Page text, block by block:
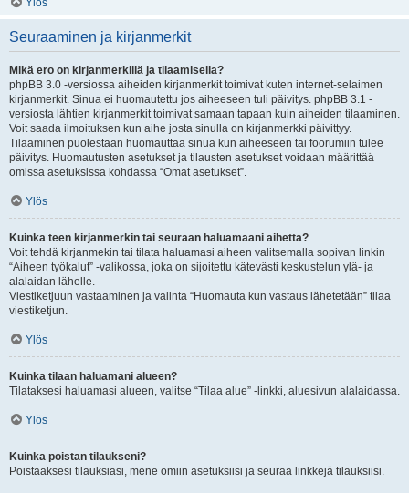
Ylös
Seuraaminen ja kirjanmerkit
Mikä ero on kirjanmerkillä ja tilaamisella?
phpBB 3.0 -versiossa aiheiden kirjanmerkit toimivat kuten internet-selaimen
kirjanmerkit. Sinua ei huomautettu jos aiheeseen tuli päivitys. phpBB 3.1 -
versiosta lähtien kirjanmerkit toimivat samaan tapaan kuin aiheiden tilaaminen.
Voit saada ilmoituksen kun aihe josta sinulla on kirjanmerkki päivittyy.
Tilaaminen puolestaan huomauttaa sinua kun aiheeseen tai foorumiin tulee
päivitys. Huomautusten asetukset ja tilausten asetukset voidaan määrittää
omissa asetuksissa kohdassa “Omat asetukset”.
Ylös
Kuinka teen kirjanmerkin tai seuraan haluamaani aihetta?
Voit tehdä kirjanmekin tai tilata haluamasi aiheen valitsemalla sopivan linkin
“Aiheen työkalut” -valikossa, joka on sijoitettu kätevästi keskustelun ylä- ja
alalaidan lähelle.
Viestiketjuun vastaaminen ja valinta “Huomauta kun vastaus lähetetään” tilaa
viestiketjun.
Ylös
Kuinka tilaan haluamani alueen?
Tilataksesi haluamasi alueen, valitse “Tilaa alue” -linkki, aluesivun alalaidassa.
Ylös
Kuinka poistan tilaukseni?
Poistaaksesi tilauksiasi, mene omiin asetuksiisi ja seuraa linkkejä tilauksiisi.